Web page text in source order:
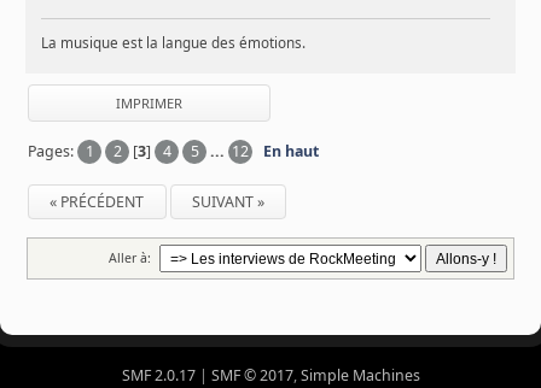
La musique est la langue des émotions.
IMPRIMER
Pages: 1 2 [3] 4 5 ... 12 En haut
« PRÉCÉDENT SUIVANT »
Aller à:
SMF 2.0.17| SMF © 2017,Simple Machines